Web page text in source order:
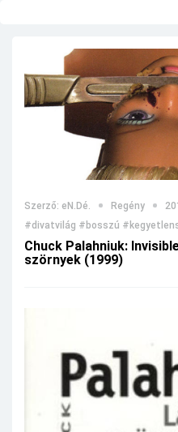
Szerző: eN.Dé. Regény
#divatvilág #bosszú
Chuck Palahniuk:
szörnyek (1999)